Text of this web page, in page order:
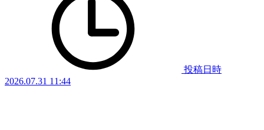
投稿日時
2026.07.31 11:44